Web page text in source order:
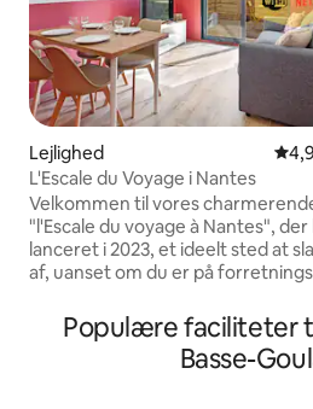
Lejlighed
L'Escale du Voyage i Nantes
Velkommen til vores
"l'Escale du voyage à Nantes", der
lanceret i 2023, et ideelt sted at
af, uanset om du er på
venner. 2-værelses lejlighed på 35 m2
med privat terrasse ideelt
byen Saint-Sébastien-sur-Loire (2
Populære faciliteter
Basse-